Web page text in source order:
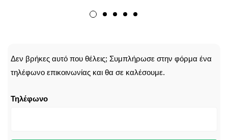
Δεν βρήκες αυτό που θέλεις; Συμπλήρωσε στην φόρμα ένα
τηλέφωνο επικοινωνίας και θα σε καλέσουμε.
Τηλέφωνο